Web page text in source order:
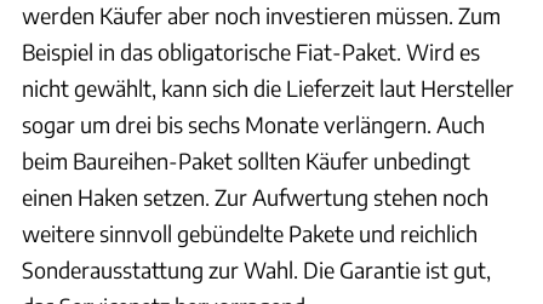
werden Käufer aber noch investieren müssen. Zum
Beispiel in das obligatorische Fiat-Paket. Wird es
nicht gewählt, kann sich die Lieferzeit laut Hersteller
sogar um drei bis sechs Monate verlängern. Auch
beim Baureihen-Paket sollten Käufer unbedingt
einen Haken setzen. Zur Aufwertung stehen noch
weitere sinnvoll gebündelte Pakete und reichlich
Sonderausstattung zur Wahl. Die Garantie ist gut,